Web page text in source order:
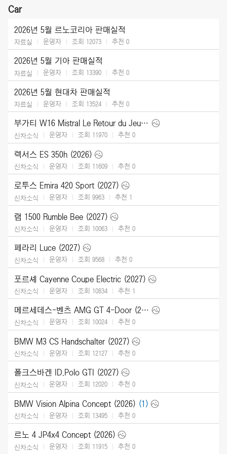
Car
2026년 5월 르노코리아 판매실적
자료실 운영자 조회 12073 추천 0
2026년 5월 기아 판매실적
자료실 운영자 조회 13390 추천 0
2026년 5월 현대차 판매실적
자료실 운영자 조회 13524 추천 0
부가티 W16 Mistral Le Retour du Jeune Prince (2026)
신차소식 운영자 조회 11970 추천 0
렉서스 ES 350h (2026)
신차소식 운영자 조회 11609 추천 0
로투스 Emira 420 Sport (2027)
신차소식 운영자 조회 9963 추천 1
램 1500 Rumble Bee (2027)
신차소식 운영자 조회 10063 추천 0
페라리 Luce (2027)
신차소식 운영자 조회 9568 추천 0
포르셰 Cayenne Coupe Electric (2027)
신차소식 운영자 조회 10834 추천 1
메르세데스-벤츠 AMG GT 4-Door (2027)
신차소식 운영자 조회 10024 추천 0
BMW M3 CS Handschalter (2027)
신차소식 운영자 조회 12127 추천 0
폴크스바겐 ID.Polo GTI (2027)
신차소식 운영자 조회 12020 추천 0
BMW Vision Alpina Concept (2026) (1)
신차소식 운영자 조회 13495 추천 0
르노 4 JP4x4 Concept (2026)
신차소식 운영자 조회 11915 추천 0